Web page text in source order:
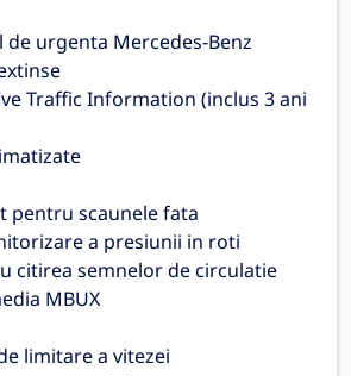
de urgenta Mercedes-Benz
Traffic Information (inclus 3 ani
pentru scaunele fata
a presiunii in roti
citirea semnelor de circulatie
MBUX
limitare a vitezei